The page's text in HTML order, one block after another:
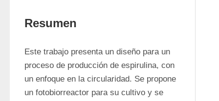
Resumen
Este trabajo presenta un diseño para un
proceso de producción de espirulina, con
un enfoque en la circularidad. Se propone
un fotobiorreactor para su cultivo y se